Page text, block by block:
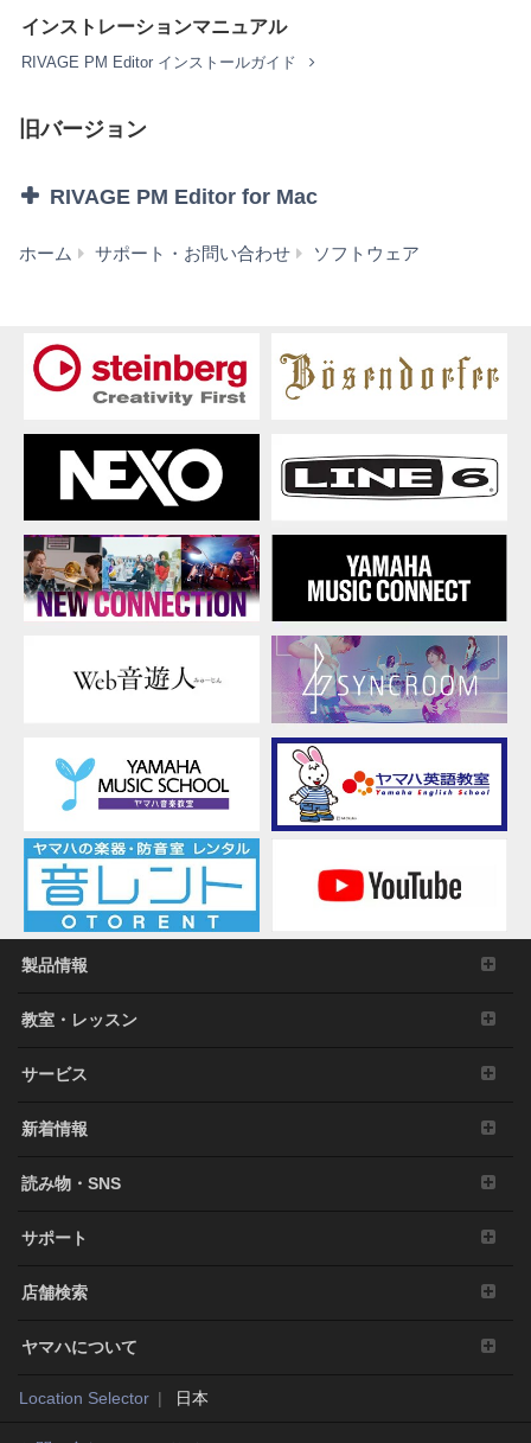
2. 使用制限
を行なってはなりません。
リバース・エンジニアリング、またはその他の方
し、著作権法その他適用される法令により明示的
改変、賃貸、リース、転売、頒布または本ソフト
ンピュータに伝送すること。
本ソフトウェアを利用して、違法なデータや公序
良俗に反するデータを配信すること。
弊社の許可無く本ソフトウェアの利用を前提とし
たサービスを立ち上げること。
正当な保有者から許可を得ている場合またはその
他の法的な権限を有する場合を除いて、著作権そ
の他の財産的権利により保護された物の権利侵害
となる様態にて本ソフトウェアを利用すること。
本ソフトウェアにより使用または入手できる著作
権曲について、商業的な目的で使用すること、著
作者の許可無く複製、転送または配信したり、不
特定多数にむけて再生および演奏すること、入手
できるデータの暗号を権利者の許可なく解除した
り、電子すかしを改編したりすること。
その他、法律・公序良俗に反する行為。
3. 発行と終了
本契約は、お客様が本利用規約に同意した日に発
効します。
本契約は、お客様が著作権法または本契約に定め
る使用条件の条項に一つでも違反されたときは、
弊社からの終了通知がなくても自動的に終了する
ものとします。その場合には、ただちに本ソフト
ウェアの使用を中止し、その複製および付帯文書
4. 製品の否認
お客様は本ソフトウェアを利用するリスクは全てお客様
ます。本ソフトウェアおよび付帯文書は保証なしに「現
かわらず、品質保証、性能、権利の不侵害、商品性、特
定目的への適合性を含め、本ソフトウェアに関する一切
お客様の要望に合うこと、本ソフトウェアに中断や遅延
いこと、および欠陥の修整などについても表明や保証を
弊社の責任は、弊社に帰責事由がある場合を除き、本契
インストレーションマニュアル
RIVAGE PM Editor インストールガイド
旧バージョン
RIVAGE PM Editor for Mac
ホーム サポート・お問い合わせ ソフトウェア
Mac
M1),
10.15-
10.13
バ
ー
ジ
ョ
ン)
製品情報
教室・レッスン
サービス
新着情報
読み物・SNS
サポート
店舗検索
ヤマハについて
Location Selector 日本